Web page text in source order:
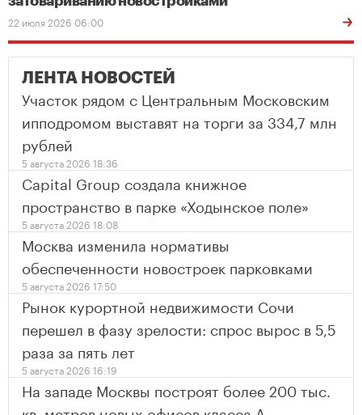
22 июля 2026 06:00
ЛЕНТА НОВОСТЕЙ
Участок рядом с Центральным Московским
ипподромом выставят на торги за 334,7 млн
рублей
5 августа 2026 18:36
Capital Group создала книжное
пространство в парке «Ходынское поле»
5 августа 2026 18:08
Москва изменила нормативы
обеспеченности новостроек парковками
5 августа 2026 17:50
Рынок курортной недвижимости Сочи
перешел в фазу зрелости: спрос вырос в 5,5
раза за пять лет
5 августа 2026 16:19
На западе Москвы построят более 200 тыс.